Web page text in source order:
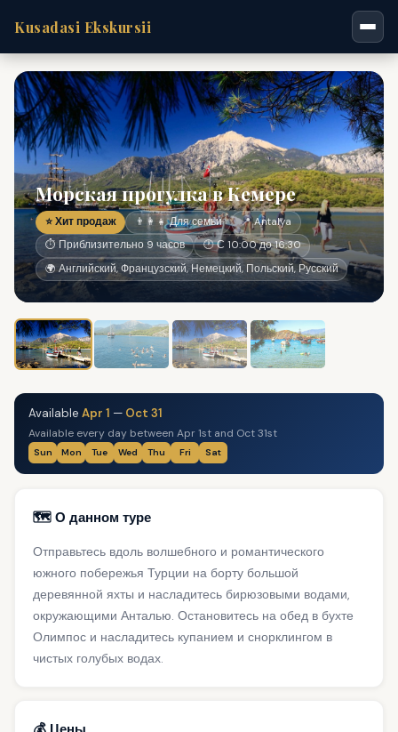
Kusadasi Ekskursii
Морская прогулка в Кемере
⭐ Хит продаж 👨‍👩‍👧 Для семьи
📍 Antalya
⏱ Приблизительно 9 часов
🕐 С 10:00 до 16:30
🌍 Английский, Французский, Немецкий, Польский, Русский
Available Apr 1 — Oct 31
Available every day between Apr 1st and Oct 31st
Sun Mon Tue Wed Thu Fri Sat
🗺️ О данном туре
Отправьтесь вдоль волшебного и романтического
южного побережья Турции на борту большой
деревянной яхты и насладитесь бирюзовыми водами,
окружающими Анталью. Остановитесь на обед в бухте
Олимпос и насладитесь купанием и снорклингом в
чистых голубых водах.